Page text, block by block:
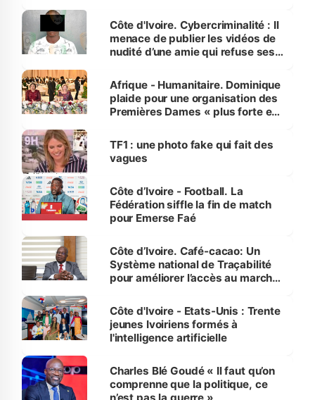
des Transports
Côte d'Ivoire. Cybercriminalité : Il
menace de publier les vidéos de
nudité d’une amie qui refuse ses
Afrique - Humanitaire. Dominique
plaide pour une organisation des
Premières Dames « plus forte et
sur la scène internationale »
TF1 : une photo fake qui fait des
vagues
Côte d’Ivoire - Football. La
Fédération siffle la fin de match
pour Emerse Faé
Côte d’Ivoire. Café-cacao: Un
Système national de Traçabilité
pour améliorer l’accès au marché
Côte d'Ivoire - Etats-Unis : Trente
jeunes Ivoiriens formés à
l'intelligence artificielle
Charles Blé Goudé « Il faut qu’on
comprenne que la politique, ce